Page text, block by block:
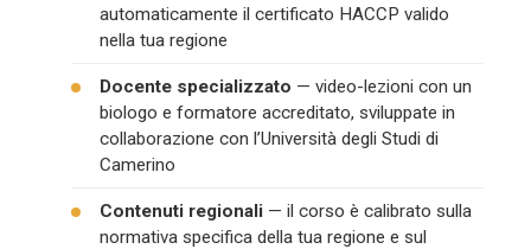
automaticamente il certificato HACCP valido
nella tua regione
Docente specializzato — video-lezioni con un
biologo e formatore accreditato, sviluppate in
collaborazione con l’Università degli Studi di
Camerino
Contenuti regionali — il corso è calibrato sulla
normativa specifica della tua regione e sul